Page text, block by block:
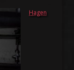
Hagen